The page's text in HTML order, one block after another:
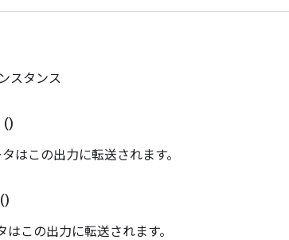
スタンス
()
はこの出力に転送されます。
()
この出力に転送されます。